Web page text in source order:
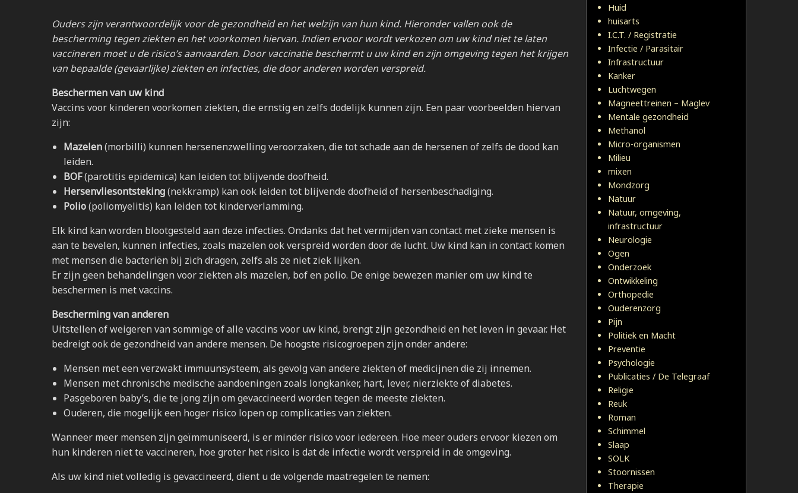
Ouders zijn verantwoordelijk voor de gezondheid en het welzijn van hun kind. Hieronder vallen ook de
bescherming tegen ziekten en het voorkomen hiervan. Indien ervoor wordt verkozen om uw kind niet te laten
vaccineren moet u de risico’s aanvaarden. Door vaccinatie beschermt u uw kind en zijn omgeving tegen het krijgen
van bepaalde (gevaarlijke) ziekten en infecties, die door anderen worden verspreid.
Beschermen van uw kind
Vaccins voor kinderen voorkomen ziekten, die ernstig en zelfs dodelijk kunnen zijn. Een paar voorbeelden hiervan
zijn:
Mazelen(morbilli) kunnen hersenenzwelling veroorzaken, die tot schade aan de hersenen of zelfs de dood kan
leiden.
BOF(parotitis epidemica) kan leiden tot blijvende doofheid.
Hersenvliesontsteking(nekkramp) kan ook leiden tot blijvende doofheid of hersenbeschadiging.
Polio(poliomyelitis) kan leiden tot kinderverlamming.
Elk kind kan worden blootgesteld aan deze infecties. Ondanks dat het vermijden van contact met zieke mensen is
aan te bevelen, kunnen infecties, zoals mazelen ook verspreid worden door de lucht. Uw kind kan in contact komen
met mensen die bacteriën bij zich dragen, zelfs als ze niet ziek lijken.
Er zijn geen behandelingen voor ziekten als mazelen, bof en polio. De enige bewezen manier om uw kind te
beschermen is met vaccins.
Bescherming van anderen
Uitstellen of weigeren van sommige of alle vaccins voor uw kind, brengt zijn gezondheid en het leven in gevaar. Het
bedreigt ook de gezondheid van andere mensen. De hoogste risicogroepen zijn onder andere:
Mensen met een verzwakt immuunsysteem, als gevolg van andere ziekten of medicijnen die zij innemen.
Mensen met chronische medische aandoeningen zoals longkanker, hart, lever, nierziekte of diabetes.
Pasgeboren baby’s, die te jong zijn om gevaccineerd worden tegen de meeste ziekten.
Ouderen, die mogelijk een hoger risico lopen op complicaties van ziekten.
Wanneer meer mensen zijn geïmmuniseerd, is er minder risico voor iedereen. Hoe meer ouders ervoor kiezen om
hun kinderen niet te vaccineren, hoe groter het risico is dat de infectie wordt verspreid in de omgeving.
Als uw kind niet volledig is gevaccineerd, dient u de volgende maatregelen te nemen:
Huid
huisarts
I.C.T. / Registratie
Infectie / Parasitair
Infrastructuur
Kanker
Luchtwegen
Magneettreinen – Maglev
Mentale gezondheid
Methanol
Micro-organismen
Milieu
mixen
Mondzorg
Natuur
Natuur, omgeving,
infrastructuur
Neurologie
Ogen
Onderzoek
Ontwikkeling
Orthopedie
Ouderenzorg
Pijn
Politiek en Macht
Preventie
Psychologie
Publicaties / De Telegraaf
Religie
Reuk
Roman
Schimmel
Slaap
SOLK
Stoornissen
Therapie